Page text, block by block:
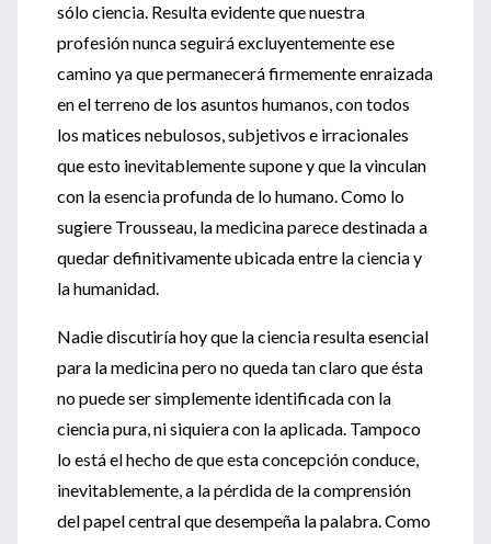
sólo ciencia. Resulta evidente que nuestra
profesión nunca seguirá excluyentemente ese
camino ya que permanecerá firmemente enraizada
en el terreno de los asuntos humanos, con todos
los matices nebulosos, subjetivos e irracionales
que esto inevitablemente supone y que la vinculan
con la esencia profunda de lo humano. Como lo
sugiere Trousseau, la medicina parece destinada a
quedar definitivamente ubicada entre la ciencia y
la humanidad.
Nadie discutiría hoy que la ciencia resulta esencial
para la medicina pero no queda tan claro que ésta
no puede ser simplemente identificada con la
ciencia pura, ni siquiera con la aplicada. Tampoco
lo está el hecho de que esta concepción conduce,
inevitablemente, a la pérdida de la comprensión
del papel central que desempeña la palabra. Como